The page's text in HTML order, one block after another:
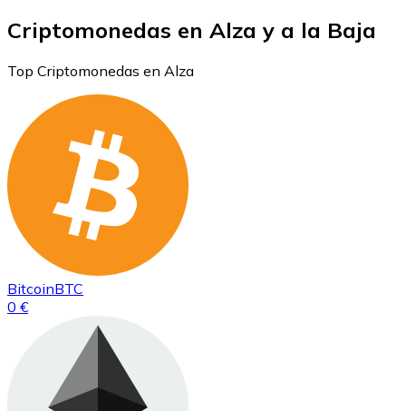
Criptomonedas en Alza y a la Baja
Top Criptomonedas en Alza
BitcoinBTC
0 €